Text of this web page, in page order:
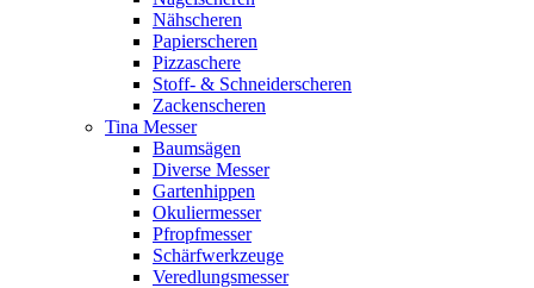
Nähscheren
Papierscheren
Pizzaschere
Stoff- & Schneiderscheren
Zackenscheren
Tina Messer
Baumsägen
Diverse Messer
Gartenhippen
Okuliermesser
Pfropfmesser
Schärfwerkzeuge
Veredlungsmesser